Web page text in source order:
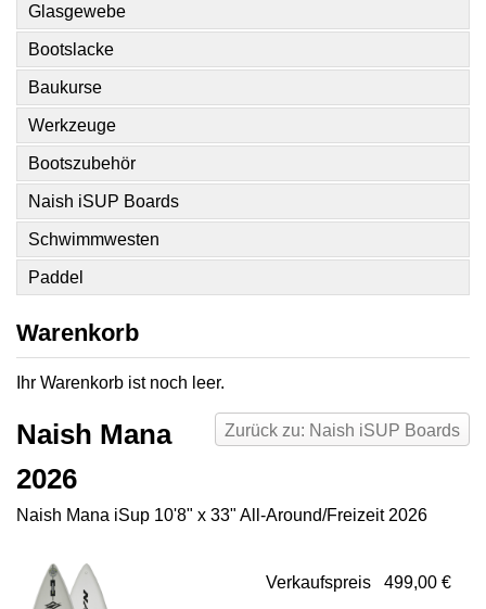
Glasgewebe
Bootslacke
Baukurse
Werkzeuge
Bootszubehör
Naish iSUP Boards
Schwimmwesten
Paddel
Warenkorb
Ihr Warenkorb ist noch leer.
Zurück zu: Naish iSUP Boards
Naish Mana
2026
Naish Mana iSup 10'8" x 33" All-Around/Freizeit 2026
Verkaufspreis 499,00 €